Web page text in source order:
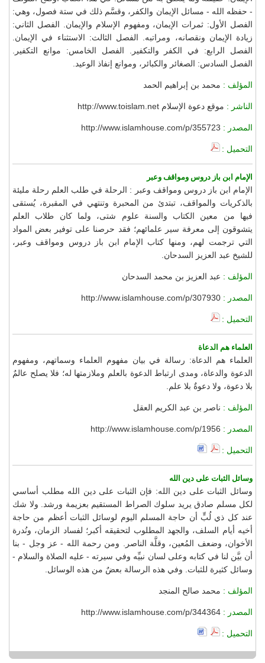
- حفظه الله - مسائل الإيمان والكفر، وقسَّم ذلك في ستة فصول، وهي:
الفصل الأول: ثمرات الإيمان، ومفهوم الإسلام والإيمان. الفصل الثاني:
زيادة الإيمان ونقصانه، ومراتبه. الفصل الثالث: الاستثناء في الإيمان.
الفصل الرابع: في الكفر والتكفير. الفصل الخامس: موانع التكفير.
الفصل السادس: الصغائر والكبائر، وموانع إنفاذ الوعيد.
المؤلف : محمد بن إبراهيم الحمد
الناشر : موقع دعوة الإسلام http://www.toislam.net
المصدر : http://www.islamhouse.com/p/355723
التحميل :
الإمام ابن باز دروس ومواقف وعبر
الإمام ابن باز دروس ومواقف وعبر : الرحلة في طلب العلم رحلة مليئة
بالذكريات والمواقف، تبتدئ من المحبرة وتنتهي في المقبرة، يُستقى
فيها من معين الكتاب والسنة علوم شتى، ولما كان طلاب العلم
يتشوقون إلى معرفة سير علمائهم؛ فقد حرصنا على توفير بعض المواد
التي ترجمت لهم، ومنها كتاب الإمام ابن باز دروس ومواقف وعبر،
للشيخ عبد العزيز السدحان.
المؤلف : عبد العزيز بن محمد السدحان
المصدر : http://www.islamhouse.com/p/307930
التحميل :
العلماء هم الدعاة
العلماء هم الدعاة: رسالة في بيان مفهوم العلماء وسماتهم، ومفهوم
الدعوة والدعاة، ومدى ارتباط الدعوة بالعلم وملازمتها له؛ فلا يصلح عالمٌ
بلا دعوة، ولا دعوةٌ بلا علم.
المؤلف : ناصر بن عبد الكريم العقل
المصدر : http://www.islamhouse.com/p/1956
التحميل :
وسائل الثبات على دين الله
وسائل الثبات على دين الله: فإن الثبات على دين الله مطلب أساسي
لكل مسلم صادق يريد سلوك الصراط المستقيم بعزيمة ورشد. ولا شك
عند كل ذي لُبٍّ أن حاجة المسلم اليوم لوسائل الثبات أعظم من حاجة
أخيه أيام السلف، والجهد المطلوب لتحقيقه أكبر؛ لفساد الزمان، ونُدرة
الأخوان، وضعف المُعين، وقلَّة الناصر. ومن رحمة الله - عز وجل - بنا
أن بيَّن لنا في كتابه وعلى لسان نبيِّه وفي سيرته - عليه الصلاة والسلام -
وسائل كثيرة للثبات. وفي هذه الرسالة بعضٌ من هذه الوسائل.
المؤلف : محمد صالح المنجد
المصدر : http://www.islamhouse.com/p/344364
التحميل :